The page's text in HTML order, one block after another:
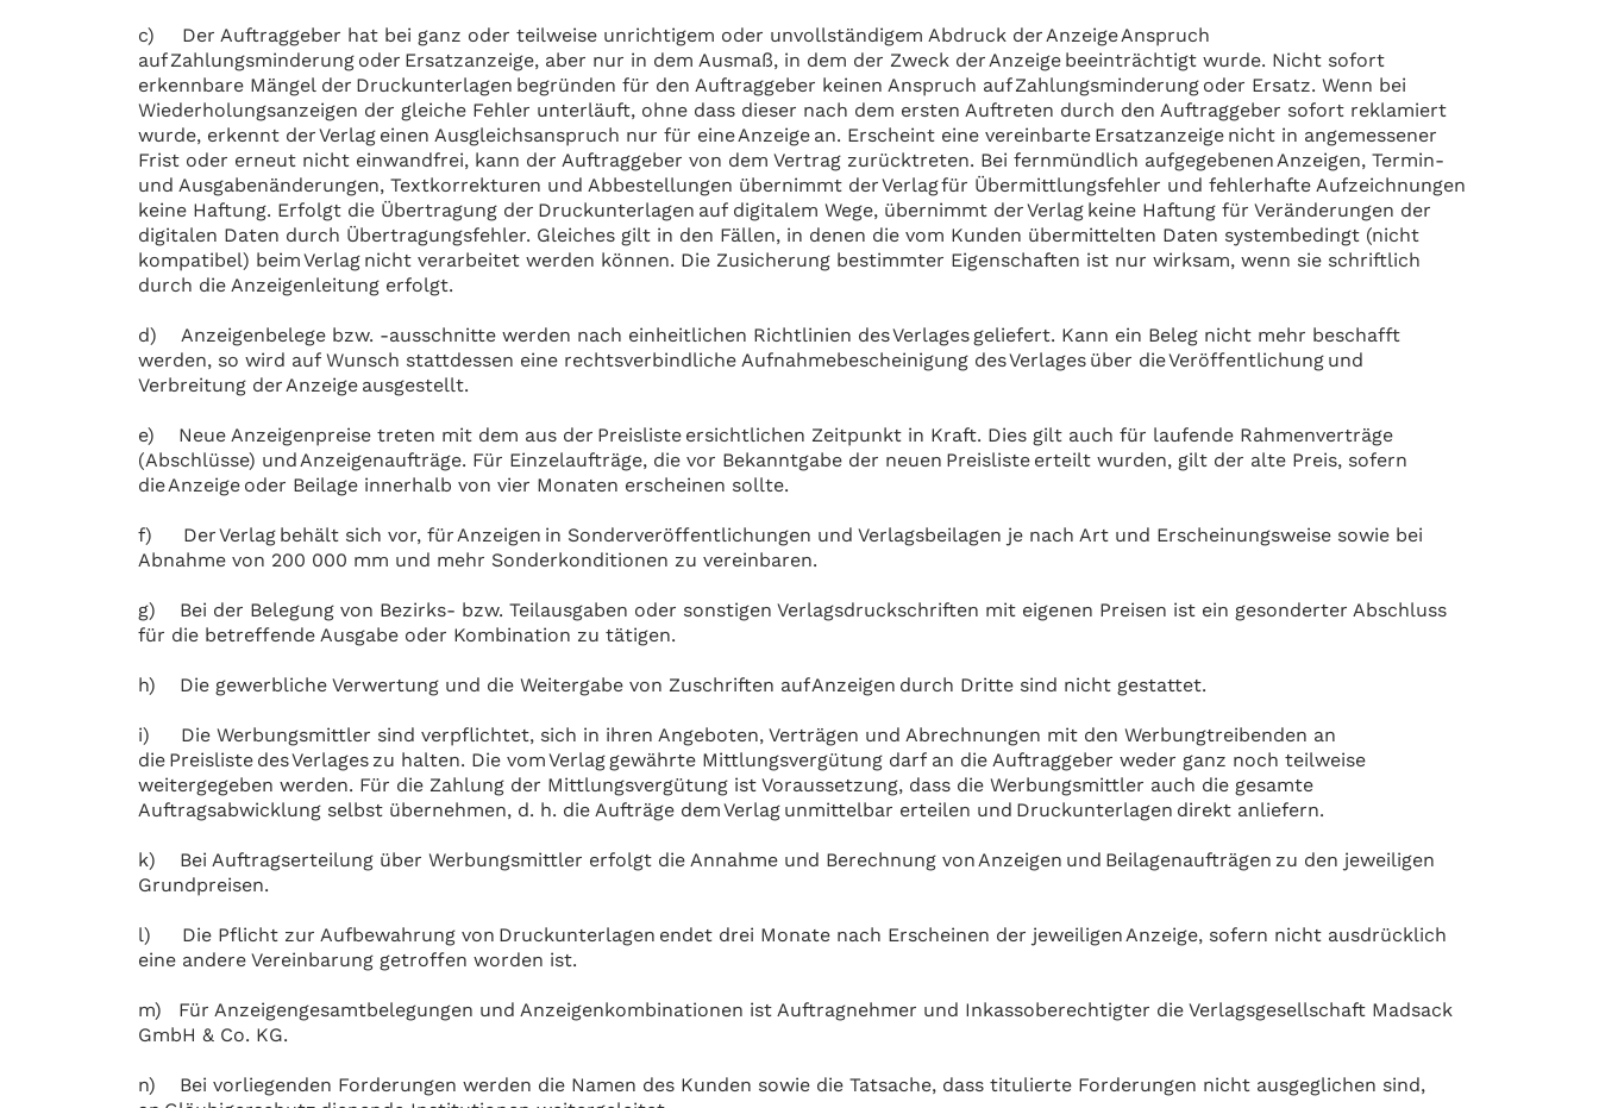
c) Der Auftraggeber hat bei ganz oder teilweise unrichtigem oder unvollständigem Abdruck der Anzeige Anspruch
auf Zahlungsminderung oder Ersatzanzeige, aber nur in dem Ausmaß, in dem der Zweck der Anzeige beeinträchtigt wurde. Nicht sofort
erkennbare Mängel der Druckunterlagen begründen für den Auftraggeber keinen Anspruch auf Zahlungsminderung oder Ersatz. Wenn bei
Wiederholungsanzeigen der gleiche Fehler unterläuft, ohne dass dieser nach dem ersten Auftreten durch den Auftraggeber sofort reklamiert
wurde, erkennt der Verlag einen Ausgleichsanspruch nur für eine Anzeige an. Erscheint eine vereinbarte Ersatzanzeige nicht in angemessener
Frist oder erneut nicht einwandfrei, kann der Auftraggeber von dem Vertrag zurücktreten. Bei fernmündlich aufgegebenen Anzeigen, Termin-
und Ausgabenänderungen, Textkorrekturen und Abbestellungen übernimmt der Verlag für Übermittlungsfehler und fehlerhafte Aufzeichnungen
keine Haftung. Erfolgt die Übertragung der Druckunterlagen auf digitalem Wege, übernimmt der Verlag keine Haftung für Veränderungen der
digitalen Daten durch Übertragungsfehler. Gleiches gilt in den Fällen, in denen die vom Kunden übermittelten Daten systembedingt (nicht
kompatibel) beim Verlag nicht verarbeitet werden können. Die Zusicherung bestimmter Eigenschaften ist nur wirksam, wenn sie schriftlich
durch die Anzeigenleitung erfolgt.
d) Anzeigenbelege bzw. -ausschnitte werden nach einheitlichen Richtlinien des Verlages geliefert. Kann ein Beleg nicht mehr beschafft
werden, so wird auf Wunsch stattdessen eine rechtsverbindliche Aufnahmebescheinigung des Verlages über die Veröffentlichung und
Verbreitung der Anzeige ausgestellt.
e) Neue Anzeigenpreise treten mit dem aus der Preisliste ersichtlichen Zeitpunkt in Kraft. Dies gilt auch für laufende Rahmenverträge
(Abschlüsse) und Anzeigenaufträge. Für Einzelaufträge, die vor Bekanntgabe der neuen Preisliste erteilt wurden, gilt der alte Preis, sofern
die Anzeige oder Beilage innerhalb von vier Monaten erscheinen sollte.
f) Der Verlag behält sich vor, für Anzeigen in Sonderveröffentlichungen und Verlagsbeilagen je nach Art und Erscheinungsweise sowie bei
Abnahme von 200 000 mm und mehr Sonderkonditionen zu vereinbaren.
g) Bei der Belegung von Bezirks- bzw. Teilausgaben oder sonstigen Verlagsdruckschriften mit eigenen Preisen ist ein gesonderter Abschluss
für die betreffende Ausgabe oder Kombination zu tätigen.
h) Die gewerbliche Verwertung und die Weitergabe von Zuschriften auf Anzeigen durch Dritte sind nicht gestattet.
i) Die Werbungsmittler sind verpflichtet, sich in ihren Angeboten, Verträgen und Abrechnungen mit den Werbungtreibenden an
die Preisliste des Verlages zu halten. Die vom Verlag gewährte Mittlungsvergütung darf an die Auftraggeber weder ganz noch teilweise
weitergegeben werden. Für die Zahlung der Mittlungsvergütung ist Voraussetzung, dass die Werbungsmittler auch die gesamte
Auftragsabwicklung selbst übernehmen, d. h. die Aufträge dem Verlag unmittelbar erteilen und Druckunterlagen direkt anliefern.
k) Bei Auftragserteilung über Werbungsmittler erfolgt die Annahme und Berechnung von Anzeigen und Beilagenaufträgen zu den jeweiligen
Grundpreisen.
l) Die Pflicht zur Aufbewahrung von Druckunterlagen endet drei Monate nach Erscheinen der jeweiligen Anzeige, sofern nicht ausdrücklich
eine andere Vereinbarung getroffen worden ist.
m) Für Anzeigengesamtbelegungen und Anzeigenkombinationen ist Auftragnehmer und Inkassoberechtigter die Verlagsgesellschaft Madsack
GmbH & Co. KG.
n) Bei vorliegenden Forderungen werden die Namen des Kunden sowie die Tatsache, dass titulierte Forderungen nicht ausgeglichen sind,